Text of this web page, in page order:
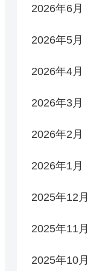
2026年6月
2026年5月
2026年4月
2026年3月
2026年2月
2026年1月
2025年12月
2025年11月
2025年10月